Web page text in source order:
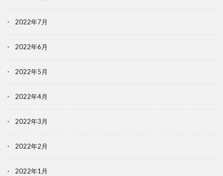
2022年7月
2022年6月
2022年5月
2022年4月
2022年3月
2022年2月
2022年1月